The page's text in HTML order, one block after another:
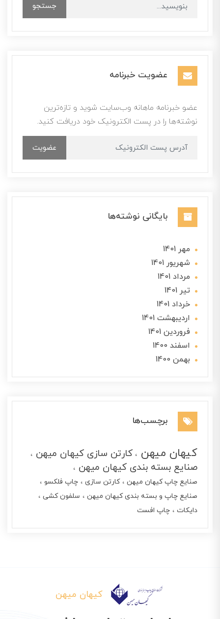
جستجو
عضویت خبرنامه
عضو خبرنامه ماهانه وب‌سایت شوید و تازه‌ترین
نوشته‌ها را در پست الکترونیک خود دریافت کنید.
عضویت
بایگانی نوشته‌ها
مهر 1401
شهریور 1401
مرداد 1401
تير 1401
خرداد 1401
ارديبهشت 1401
فروردین 1401
اسفند 1400
بهمن 1400
برچسب‌ها
کیهان میهن
کارتن سازی کیهان میهن
صنایع بسته بندی کیهان میهن
صنایع چاپ کیهان میهن کارتن سازی
چاپ فلکسو
صنایع چاپ و بسته بندی کیهان میهن
سلفون کشی
دایکات
چاپ افست
کیهان میهن